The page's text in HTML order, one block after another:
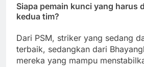
Siapa pemain kunci yang harus
kedua tim?
Dari PSM, striker yang sedang
terbaik, sedangkan dari
mereka yang mampu